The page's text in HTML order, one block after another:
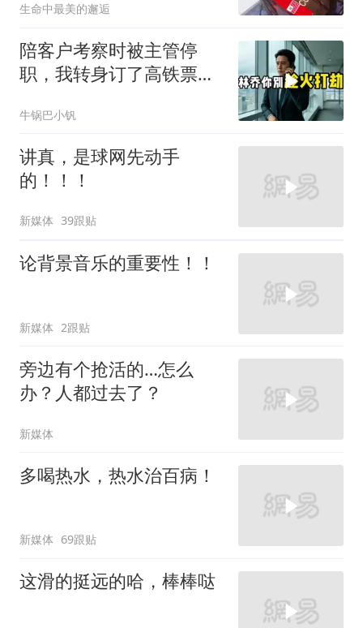
生命中最美的邂逅
陪客户考察时被主管停
职，我转身订了高铁票。
亿合同没你根本签不了
牛锅巴小钒
讲真，是球网先动手
的！！！
新媒体 39跟贴
论背景音乐的重要性！！
新媒体 2跟贴
旁边有个抢活的…怎么
办？人都过去了？
新媒体
多喝热水，热水治百病！
新媒体 69跟贴
这滑的挺远的哈，棒棒哒